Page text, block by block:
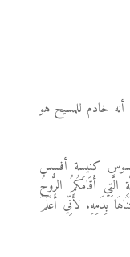
خادم للمسيح هو
كنيسة أفسس
الَّتِي أَقَامَكُمُ الرُّوحُ
بِدَمِهِ. لأَنِّي أَعْلَمُ